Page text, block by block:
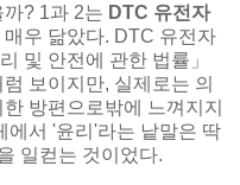
? 1과 2는 DTC 유전자
우 닮았다. DTC 유전자
및 안전에 관한 법률」
보이지만, 실제로는 의
방편으로밖에 느껴지지
에서 '윤리'라는 낱말은 딱
일컫는 것이었다.